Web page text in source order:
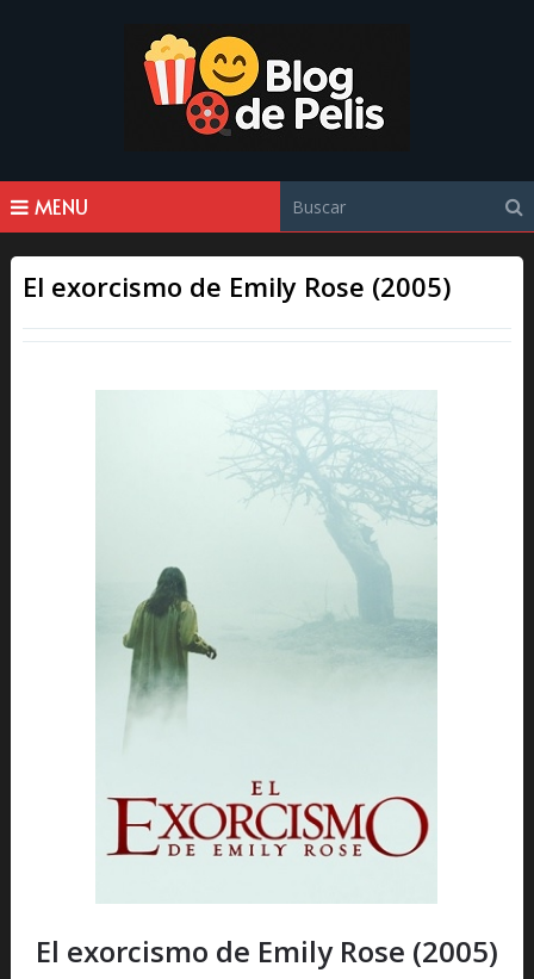
MENU
El exorcismo de Emily Rose (2005)
El exorcismo de Emily Rose (2005)